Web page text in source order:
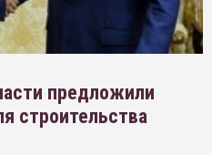
предложили
строительства